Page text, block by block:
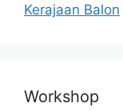
Kerajaan Balon
Workshop